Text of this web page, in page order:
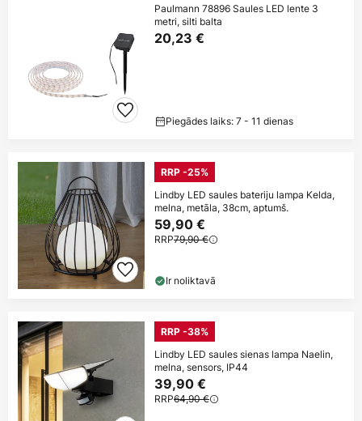
Paulmann 78896 Saules LED lente 3
metri, silti balta
20,23 €
Piegādes laiks: 7 - 11 dienas
RRP -25%
Lindby LED saules bateriju lampa Kelda,
melna, metāla, 38cm, aptumš.
59,90 €
RRP79,90 €
Ir noliktavā
RRP -38%
Lindby LED saules sienas lampa Naelin,
melna, sensors, IP44
39,90 €
RRP64,90 €